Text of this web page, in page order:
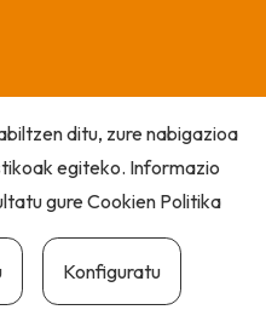
ditu, zure nabigazioa
egiteko. Informazio
gureCookien Politika
Konfiguratu